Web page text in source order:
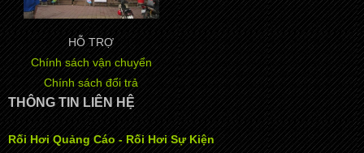
HỖ TRỢ
Chính sách vận chuyển
Chính sách đổi trả
THÔNG TIN LIÊN HỆ
Rối Hơi Quảng Cáo - Rối Hơi Sự Kiện